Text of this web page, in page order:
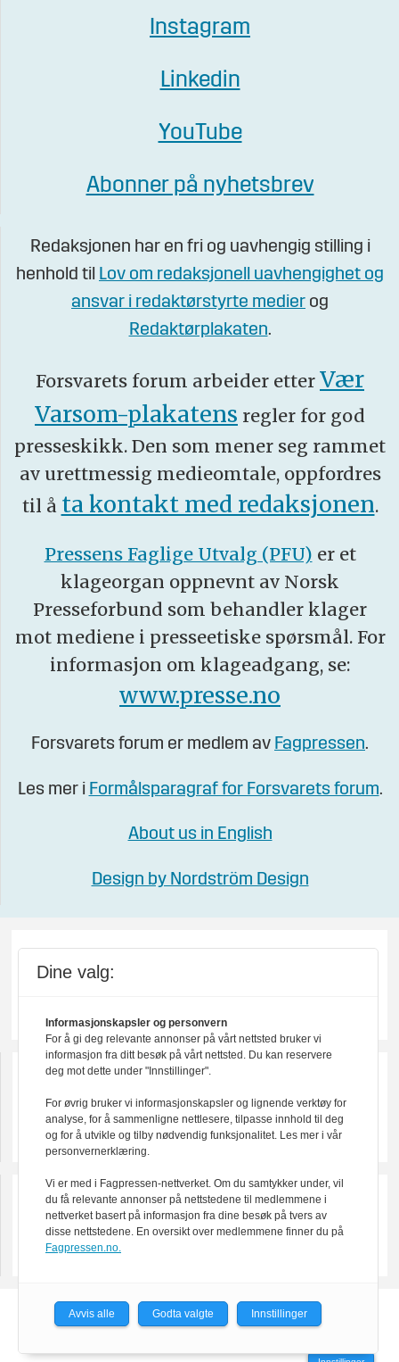
Instagram
Linkedin
YouTube
Abonner på nyhetsbrev
Redaksjonen har en fri og uavhengig stilling i
henhold til Lov om redaksjonell uavhengighet og
ansvar i redaktørstyrte medier og
Redaktørplakaten.
Forsvarets forum arbeider etter Vær
Varsom-plakatens regler for god
presseskikk. Den som mener seg rammet
av urettmessig medieomtale, oppfordres
til å ta kontakt med redaksjonen.
Pressens Faglige Utvalg (PFU) er et
klageorgan oppnevnt av Norsk
Presseforbund som behandler klager
mot mediene i presseetiske spørsmål. For
informasjon om klageadgang, se:
www.presse.no
Forsvarets forum er medlem av Fagpressen.
Les mer i Formålsparagraf for Forsvarets forum.
About us in English
Design by Nordström Design
Powered by Labrador CMS
Dine valg:
Informasjonskapsler og personvern
For å gi deg relevante annonser på vårt nettsted bruker vi
informasjon fra ditt besøk på vårt nettsted. Du kan reservere
deg mot dette under "Innstillinger".
For øvrig bruker vi informasjonskapsler og lignende verktøy for
analyse, for å sammenligne nettlesere, tilpasse innhold til deg
og for å utvikle og tilby nødvendig funksjonalitet. Les mer i vår
personvernerklæring.
Vi er med i Fagpressen-nettverket. Om du samtykker under, vil
du få relevante annonser på nettstedene til medlemmene i
nettverket basert på informasjon fra dine besøk på tvers av
disse nettstedene. En oversikt over medlemmene finner du på
Fagpressen.no.
Avvis alle Godta valgte Innstillinger